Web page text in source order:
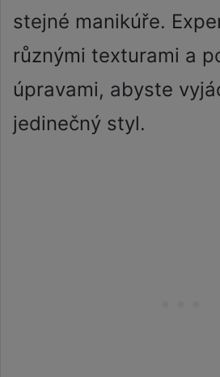
stejné manikúře.
různými texturami a
úpravami, abyste
jedinečný styl.